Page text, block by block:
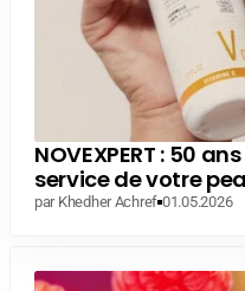
NOVEXPERT : 50
service de votre
par Khedher Achref 01.05.2026